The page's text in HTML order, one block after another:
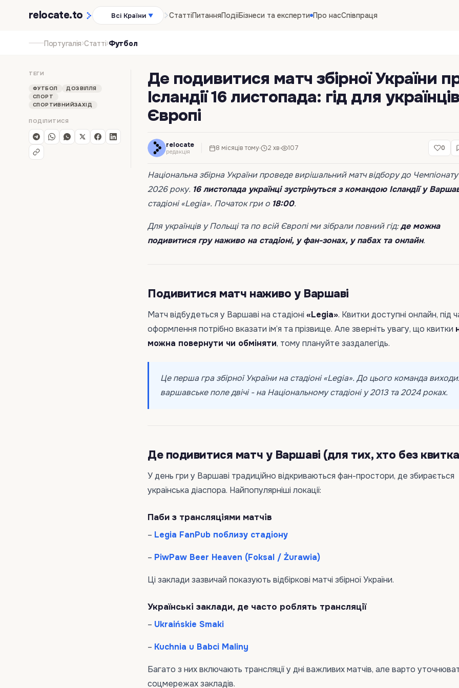
relocate.to Всі Країни ▼ СтаттіПитанняПодіїБізнеси та експерти Про насСпівпраця
Португалія›Статті›Футбол
ТЕГИ
ФУТБОЛ
ДОЗВІЛЛЯ
СПОРТ
СПОРТИВНИЙЗАХІД
ПОДІЛИТИСЯ
Де подивитися матч збірної України
Ісландії 16 листопада: гід для
Європі
relocate
редакція 8 місяців тому 2 хв 107 0
Національна збірна України проведе вирішальний матч відбору до Чемпіонату
2026 року. 16 листопада українці зустрінуться з командою Ісландії у
стадіоні «Legia». Початок гри о 18:00.
Для українців у Польщі та по всій Європі ми зібрали повний гід:де можна
подивитися гру наживо на стадіоні, у фан-зонах, у пабах та онлайн.
Подивитися матч наживо у Варшаві
Матч відбудеться у Варшаві на стадіоні «Legia». Квитки доступні онлайн, під
оформлення потрібно вказати ім’я та прізвище. Але зверніть увагу, що квитки
можна повернути чи обміняти, тому плануйте заздалегідь.
Це перша гра збірної України на стадіоні «Legia». До цього команда
варшавське поле двічі - на Національному стадіоні у 2013 та 2024 роках.
Де подивитися матч у Варшаві (для тих, хто без
У день гри у Варшаві традиційно відкриваються фан-простори, де збирається
українська діаспора. Найпопулярніші локації:
Паби з трансляціями матчів
– Legia FanPub поблизу стадіону
– PiwPaw Beer Heaven (Foksal / Żurawia)
Ці заклади зазвичай показують відбіркові матчі збірної України.
Українські заклади, де часто роблять трансляції
– Ukraińskie Smaki
– Kuchnia u Babci Maliny
Багато з них включають трансляції у дні важливих матчів, але варто
соцмережах закладів.